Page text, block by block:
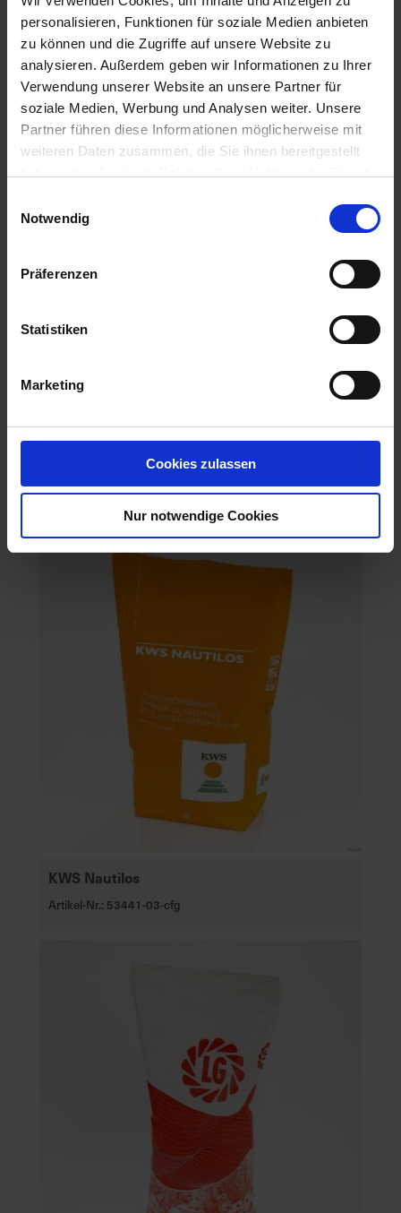
personalisieren, Funktionen für soziale Medien anbieten
zu können und die Zugriffe auf unsere Website zu
analysieren. Außerdem geben wir Informationen zu Ihrer
Verwendung unserer Website an unsere Partner für
soziale Medien, Werbung und Analysen weiter. Unsere
Partner führen diese Informationen möglicherweise mit
weiteren Daten zusammen, die Sie ihnen bereitgestellt
Notwendig
Präferenzen
Statistiken
Marketing
Cookies zulassen
Nur notwendige Cookies
Axial 50
Artikel-Nr.: 60385-02-cfg
Ähnliche Produkte
Artikel-Nr.: 53318-03-cfg
KWS Nautilos
Artikel-Nr.: 53441-03-cfg